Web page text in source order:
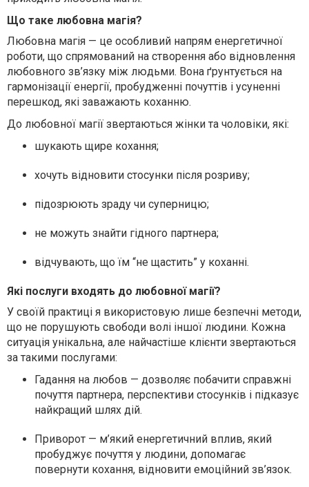
Що таке любовна магія?
Любовна магія — це особливий напрям енергетичної
роботи, що спрямований на створення або відновлення
любовного зв’язку між людьми. Вона ґрунтується на
гармонізації енергії, пробудженні почуттів і усуненні
перешкод, які заважають коханню.
До любовної магії звертаються жінки та чоловіки, які:
шукають щире кохання;
хочуть відновити стосунки після розриву;
підозрюють зраду чи суперницю;
не можуть знайти гідного партнера;
відчувають, щоїм “не щастить” у коханні.
Які послуги входять до любовної магії?
У своїй практиці я використовую лише безпечні методи,
що не порушують свободи волі іншої людини. Кожна
ситуація унікальна, але найчастіше клієнти звертаються
за такими послугами:
Гадання на любов — дозволяє побачити справжні
почуття партнера, перспективи стосунків і підказує
найкращий шлях дій.
Приворот — м’який енергетичний вплив, який
пробуджує почуття у людини, допомагає
повернути кохання, відновити емоційний зв’язок.